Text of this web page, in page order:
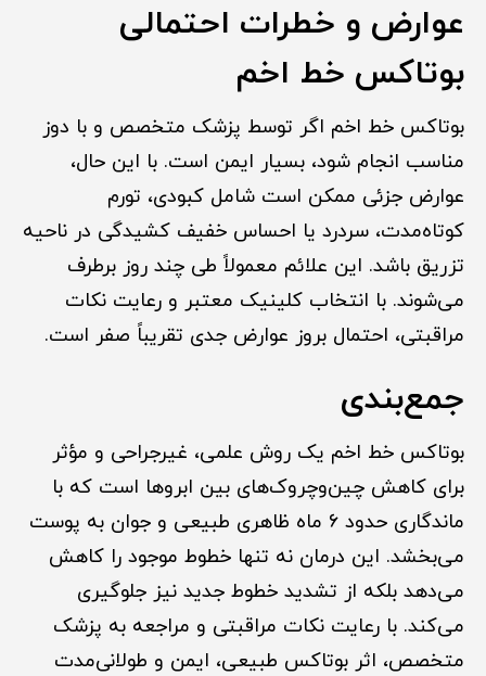
عوارض و خطرات احتمالی
بوتاکس خط اخم
بوتاکس خط اخم اگر توسط پزشک متخصص و با دوز
مناسب انجام شود، بسیار ایمن است. با این حال،
عوارض جزئی ممکن است شامل کبودی، تورم
کوتاه‌مدت، سردرد یا احساس خفیف کشیدگی در ناحیه
تزریق باشد. این علائم معمولاً طی چند روز برطرف
می‌شوند. با انتخاب کلینیک معتبر و رعایت نکات
مراقبتی، احتمال بروز عوارض جدی تقریباً صفر است.
جمع‌بندی
بوتاکس خط اخم یک روش علمی، غیرجراحی و مؤثر
برای کاهش چین‌وچروک‌های بین ابروها است که با
ماندگاری حدود ۶ ماه ظاهری طبیعی و جوان به پوست
می‌بخشد. این درمان نه تنها خطوط موجود را کاهش
می‌دهد بلکه از تشدید خطوط جدید نیز جلوگیری
می‌کند. با رعایت نکات مراقبتی و مراجعه به پزشک
متخصص، اثر بوتاکس طبیعی، ایمن و طولانی‌مدت